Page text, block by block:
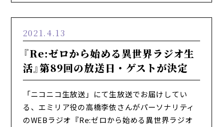
2021.4.13
『Re:ゼロから始める異世界ラジオ生
活』第89回の放送日・ゲストが決定
「ニコニコ生放送」にて生放送でお届けしてい
る、エミリア役の高橋李依さんがパーソナリティ
のWEBラジオ『Re:ゼロから始める異世界ラジオ